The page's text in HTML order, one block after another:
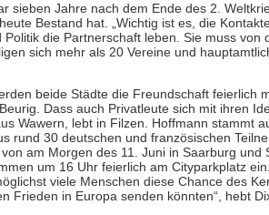
sieben Jahre nach dem Ende des 2.
Bestand hat. „Wichtig ist es, die
Politik die Partnerschaft leben. Sie muss
sich mehr als 20 Vereine und
beide Städte die Freundschaft
Dass auch Privatleute sich mit ihren
Wawern, lebt in Filzen. Hoffmann stammt
rund 30 deutschen und französischen
am Morgen des 11. Juni in Saarburg
um 16 Uhr feierlich am Cityparkplatz
viele Menschen diese Chance des
Frieden in Europa senden könnten“, hebt